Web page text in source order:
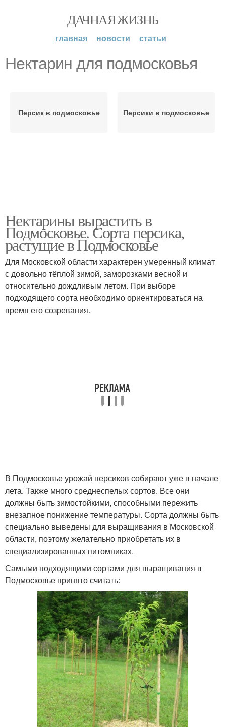
ДАЧНАЯ ЖИЗНЬ
главная новости статьи
Нектарин для подмосковья
Персик в подмосковье Персики в подмосковье
Нектарины вырастить в
Подмосковье. Сорта персика,
растущие в Подмосковье
Для Московской области характерен умеренный климат
с довольно тёплой зимой, заморозками весной и
относительно дождливым летом. При выборе
подходящего сорта необходимо ориентироваться на
время его созревания.
В Подмосковье урожай персиков собирают уже в начале
лета. Также много среднеспелых сортов. Все они
должны быть зимостойкими, способными пережить
внезапное понижение температуры. Сорта должны быть
специально выведены для выращивания в Московской
области, поэтому желательно приобретать их в
специализированных питомниках.
Самыми подходящими сортами для выращивания в
Подмосковье принято считать: